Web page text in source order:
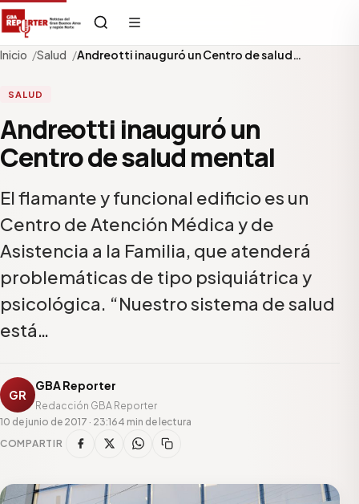
Inicio Salud Andreotti inauguró un Centro de salud…
SALUD
Andreotti inauguró un
Centro de salud mental
El flamante y funcional edificio es un
Centro de Atención Médica y de
Asistencia a la Familia, que atenderá
problemáticas de tipo psiquiátrica y
psicológica. “Nuestro sistema de salud
está…
GR
GBA Reporter
Redacción GBA Reporter
10 de junio de 2017 · 23:164 min de lectura
COMPARTIR